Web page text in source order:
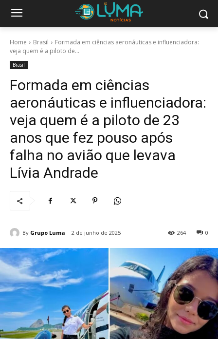
Home Brasil
Formada em ciências aeronáuticas e influenciadora:
veja quem é a piloto de...
Brasil
Formada em ciências
aeronáuticas e influenciadora:
veja quem é a piloto de 23
anos que fez pouso após
falha no avião que levava
Lívia Andrade
By Grupo Luma 2 de junho de 2025 0
264